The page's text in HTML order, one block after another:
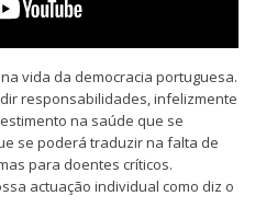
vida da democracia portuguesa.
responsabilidades, infelizmente
na saúde que se
se poderá traduzir na falta de
para doentes críticos.
actuação individual como diz o